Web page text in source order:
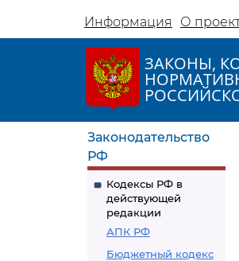
Информация О
ЗАКОНЫ,
Законодательство
РФ
Кодексы РФ в
действующей
редакции
АПК РФ
Бюджетный кодекс